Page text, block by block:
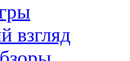
взгляд